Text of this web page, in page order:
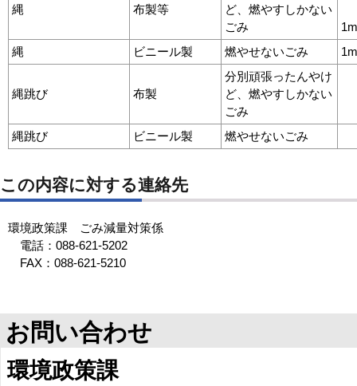
縄 布製等
ど、燃やすしかない
ごみ
縄
ビニール製 燃やせないごみ
縄跳び 布製
分別頑張ったんやけ
ど、燃やすしかない
ごみ
縄跳び
ビニール製 燃やせないごみ
この内容に対する連絡先
環境政策課 ごみ減量対策係
電話：088-621-5202
FAX：088-621-5210
お問い合わせ
環境政策課